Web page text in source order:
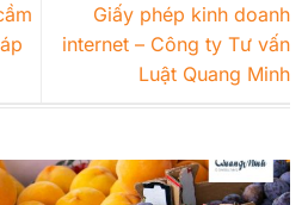
Giấy phép kinh doanh
internet – Công ty Tư vấn
Luật Quang Minh